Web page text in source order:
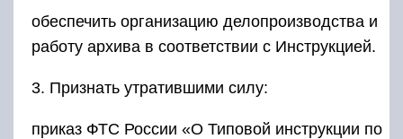
обеспечить организацию делопроизводства и
работу архива в соответствии с Инструкцией.
3. Признать утратившими силу:
приказ ФТС России «О Типовой инструкции по